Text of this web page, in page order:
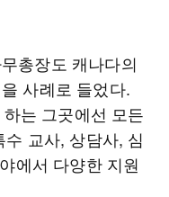
총장도 캐나다의
사례로 들었다.
는 그곳에선 모든
교사, 상담사, 심
에서 다양한 지원